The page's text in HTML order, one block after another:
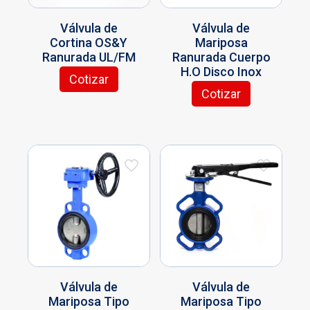
de
producto
de
producto
Válvula de
Cortina OS&Y
Ranurada UL/FM
Cotizar
Este
variantes.
opciones
se
pueden
elegir
en
la
página
producto
Válvula de
Mariposa
Ranurada Cuerpo
H.O Disco Inox
Cotizar
Este
múltiples
Las
opciones
se
pueden
elegir
en
de
producto
Válvula de
Mariposa Tipo
Válvula de
Mariposa Tipo